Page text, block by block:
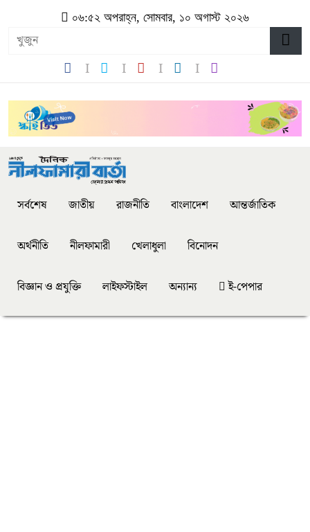
০৬:৫২ অপরাহ্ন, সোমবার, ১০ অগাস্ট ২০২৬
সর্বশেষ জাতীয় রাজনীতি বাংলাদেশ আন্তর্জাতিক
অর্থনীতি নীলফামারী খেলাধুলা বিনোদন
বিজ্ঞান ও প্রযুক্তি লাইফস্টাইল অন্যান্য ই-পেপার